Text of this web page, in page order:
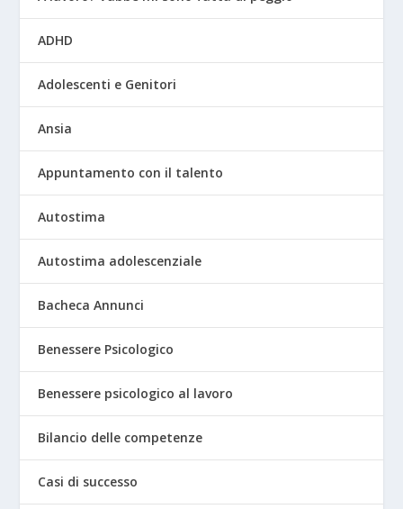
ADHD
Adolescenti e Genitori
Ansia
Appuntamento con il talento
Autostima
Autostima adolescenziale
Bacheca Annunci
Benessere Psicologico
Benessere psicologico al lavoro
Bilancio delle competenze
Casi di successo